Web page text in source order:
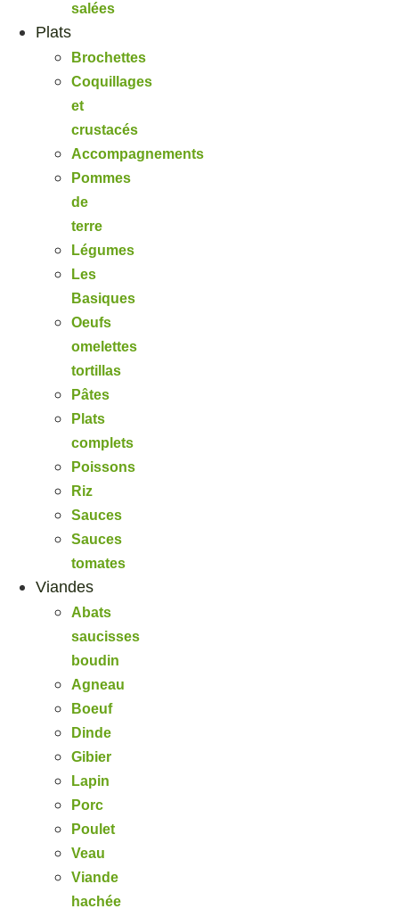
salées
Plats
Brochettes
Coquillages
et
crustacés
Accompagnements
Pommes
de
terre
Légumes
Les
Basiques
Oeufs
omelettes
tortillas
Pâtes
Plats
complets
Poissons
Riz
Sauces
Sauces
tomates
Viandes
Abats
saucisses
boudin
Agneau
Boeuf
Dinde
Gibier
Lapin
Porc
Poulet
Veau
Viande
hachée